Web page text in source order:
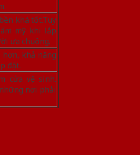
khá tốt.Tuy
mỹ khi lắp
ưa chuộng.
khả năng
đặt.
cửa vệ sinh.
nơi phải